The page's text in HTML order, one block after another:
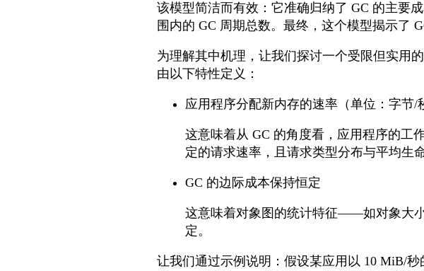
该模型简洁而有效：它准确归纳了 GC 的主要
围内的 GC 周期总数。最终，这个模型揭示了
为理解其中机理，让我们探讨一个受限但实用的
由以下特性定义：
应用程序分配新内存的速率（单位：字节/
这意味着从 GC 的角度看，应用程序的工
定的请求速率，且请求类型分布与平均生
GC 的边际成本保持恒定
这意味着对象图的统计特征——如对象大
定。
让我们通过示例说明：假设某应用以 10 MiB/